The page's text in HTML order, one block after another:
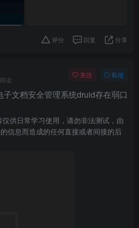
评分 回复 分享
读
关注 私信
子文档安全管理系统druid存在弱口
供日常学习使用，请勿非法测试，由
信息而造成的任何直接或者间接的后